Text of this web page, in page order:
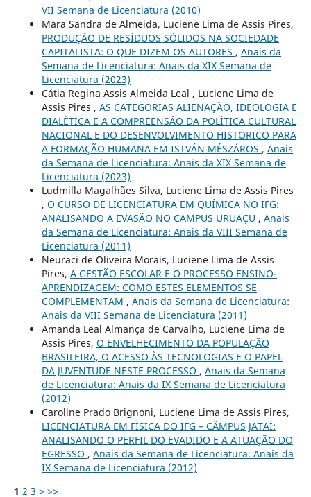
VII Semana de Licenciatura (2010)
Mara Sandra de Almeida, Luciene Lima de Assis Pires,
PRODUÇÃO DE RESÍDUOS SÓLIDOS NA SOCIEDADE
CAPITALISTA: O QUE DIZEM OS AUTORES , Anais da
Semana de Licenciatura: Anais da XIX Semana de
Licenciatura (2023)
Cátia Regina Assis Almeida Leal , Luciene Lima de
Assis Pires , AS CATEGORIAS ALIENAÇÃO, IDEOLOGIA E
DIALÉTICA E A COMPREENSÃO DA POLÍTICA CULTURAL
NACIONAL E DO DESENVOLVIMENTO HISTÓRICO PARA
A FORMAÇÃO HUMANA EM ISTVÁN MÉSZÁROS , Anais
da Semana de Licenciatura: Anais da XIX Semana de
Licenciatura (2023)
Ludmilla Magalhães Silva, Luciene Lima de Assis Pires
, O CURSO DE LICENCIATURA EM QUÍMICA NO IFG:
ANALISANDO A EVASÃO NO CAMPUS URUAÇU , Anais
da Semana de Licenciatura: Anais da VIII Semana de
Licenciatura (2011)
Neuraci de Oliveira Morais, Luciene Lima de Assis
Pires, A GESTÃO ESCOLAR E O PROCESSO ENSINO-
APRENDIZAGEM: COMO ESTES ELEMENTOS SE
COMPLEMENTAM , Anais da Semana de Licenciatura:
Anais da VIII Semana de Licenciatura (2011)
Amanda Leal Almança de Carvalho, Luciene Lima de
Assis Pires, O ENVELHECIMENTO DA POPULAÇÃO
BRASILEIRA, O ACESSO ÀS TECNOLOGIAS E O PAPEL
DA JUVENTUDE NESTE PROCESSO , Anais da Semana
de Licenciatura: Anais da IX Semana de Licenciatura
(2012)
Caroline Prado Brignoni, Luciene Lima de Assis Pires,
LICENCIATURA EM FÍSICA DO IFG – CÂMPUS JATAÍ:
ANALISANDO O PERFIL DO EVADIDO E A ATUAÇÃO DO
EGRESSO , Anais da Semana de Licenciatura: Anais da
IX Semana de Licenciatura (2012)
1 2 3 > >>